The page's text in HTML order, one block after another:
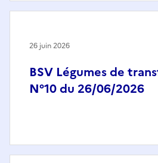
BSV Légumes de
N°10 du 26/06/2026
26 juin 2026